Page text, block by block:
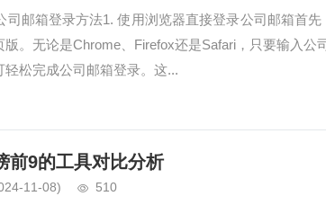
司邮箱登录方法1. 使用浏览器直接登录公司邮箱首
。无论是Chrome、Firefox还是Safari，只要输入公
松完成公司邮箱登录。这...
前9的工具对比分析
11-08) 510